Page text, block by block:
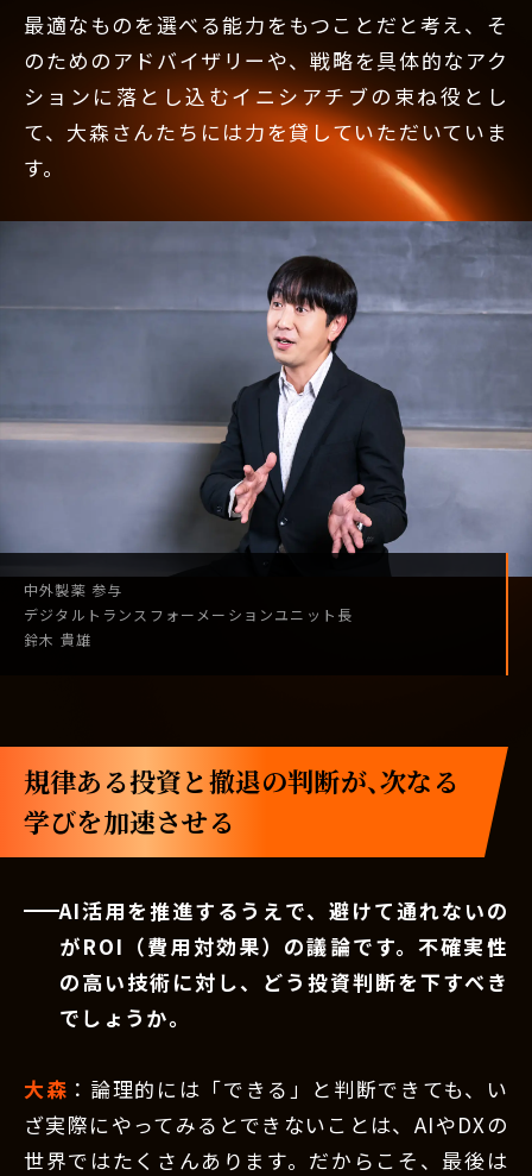
最適なものを選べる能力をもつことだと考え、そ
のためのアドバイザリーや、戦略を具体的なアク
ションに落とし込むイニシアチブの束ね役とし
て、大森さんたちには力を貸していただいていま
す。
中外製薬 参与
デジタル トランスフォーメーションユニット長
鈴木 貴雄
規律ある投資と撤退の判断が、次なる
学びを加速させる
AI活用を推進するうえで、避けて通れないの
がROI（費用対効果）の議論です。不確実性
の高い技術に対し、どう投資判断を下すべき
でしょうか。
大森 ：論理的には「できる」と判断できても、い
ざ実際にやってみるとできないことは、AIやDXの
世界ではたくさんあります。だからこそ、最後は